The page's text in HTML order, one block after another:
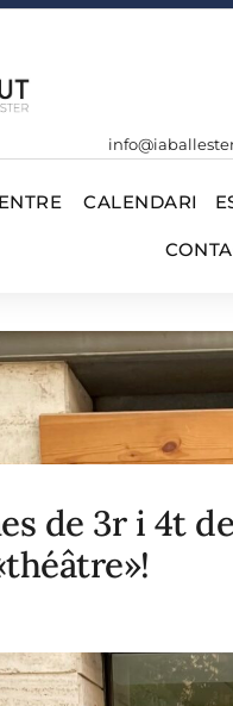
CALENDARI
de 3r i 4t